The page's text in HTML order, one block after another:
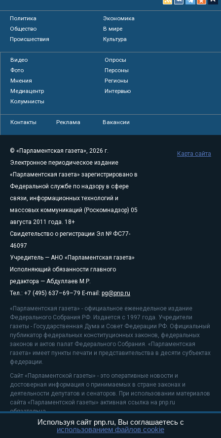
Политика
Экономика
Общество
В мире
Происшествия
Культура
Видео
Опросы
Фото
Персоны
Мнения
Регионы
Медиацентр
Интервью
Колумнисты
Контакты Реклама Вакансии
© «Парламентская газета», 2026 г.
Электронное периодическое издание
«Парламентская газета» зарегистрировано в
Федеральной службе по надзору в сфере
связи, информационных технологий и
массовых коммуникаций (Роскомнадзор) 05
августа 2011 года. 18+
Свидетельство о регистрации Эл № ФС77-
46097
Учредитель — АНО «Парламентская газета»
Исполняющий обязанности главного
редактора — Абдуллаев М.Р.
Тел.: +7 (495) 637–69–79 E-mail: pg@pnp.ru
«Парламентская газета» - официальное еженедельное издание
Федерального Собрания РФ. Издается с 1997 года. Учредители
газеты - Государственная Дума и Совет Федерации РФ. Официальный
публикатор федеральных конституционных законов, федеральных
законов и актов палат Федерального Собрания. «Парламентская
газета» имеет пункты печати и представительства в десяти субъектах
федерации.
Сайт «Парламентской газеты» - это оперативные новости и
достоверная информация о принимаемых в стране законах и
деятельности депутатов и сенаторов. При использовании материалов
сайта «Парламентской газеты» активная ссылка на pnp.ru
обязательна.
На информационном ресурсе применяютсярекомендательные
Карта сайта
Используя сайт pnp.ru, Вы соглашаетесь с
использованием файлов cookie